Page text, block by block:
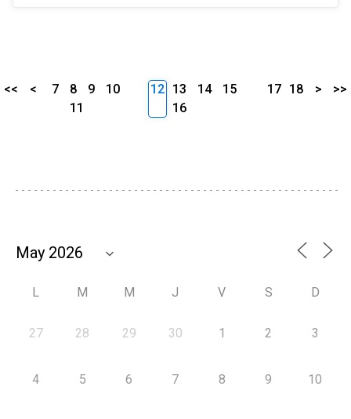
<< < 7 8 9
10
11
12 13 14
15
16
17 18 > >>
L M M J V S D
27 28 29 30 1 2 3
4 5 6 7 8 9 10